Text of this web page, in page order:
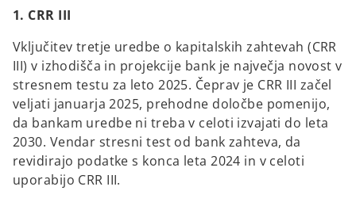
1. CRR III
Vključitev tretje uredbe o kapitalskih zahtevah (CRR
III) v izhodišča in projekcije bank je največja novost v
stresnem testu za leto 2025. Čeprav je CRR III začel
veljati januarja 2025, prehodne določbe pomenijo,
da bankam uredbe ni treba v celoti izvajati do leta
2030. Vendar stresni test od bank zahteva, da
revidirajo podatke s konca leta 2024 in v celoti
uporabijo CRR III.